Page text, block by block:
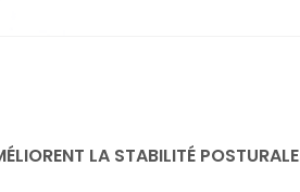
LA STABILITÉ